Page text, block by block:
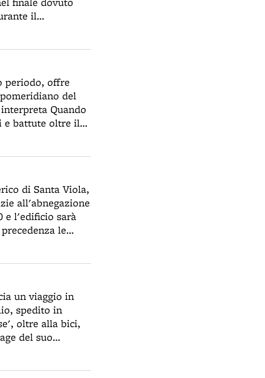
ricerca di
sarà
perquisizione
croci rosse
ottobre, 29
il
con
questo torneo il
periodo, offre
del
Quando
e battute oltre il
attrice
di Santa Viola,
all'abnegazione
e l'edificio sarà
le
acquistata
del cardinale
dal 1933
un viaggio in
spedito in
oltre alla bici,
del suo
della Sera”.